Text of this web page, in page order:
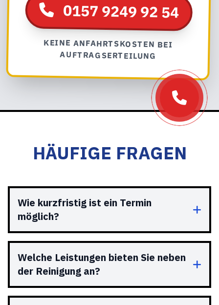
0157 9249 92 54
KEINE ANFAHRTSKOSTEN BEI
AUFTRAGSERTEILUNG
HÄUFIGE FRAGEN
Wie kurzfristig ist ein Termin
möglich?
Welche Leistungen bieten Sie neben
der Reinigung an?